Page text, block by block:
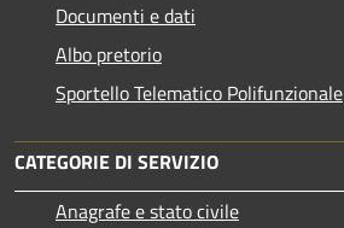
Documenti e dati
Albo pretorio
Sportello Telematico Polifunzionale
CATEGORIE DI SERVIZIO
Anagrafe e stato civile